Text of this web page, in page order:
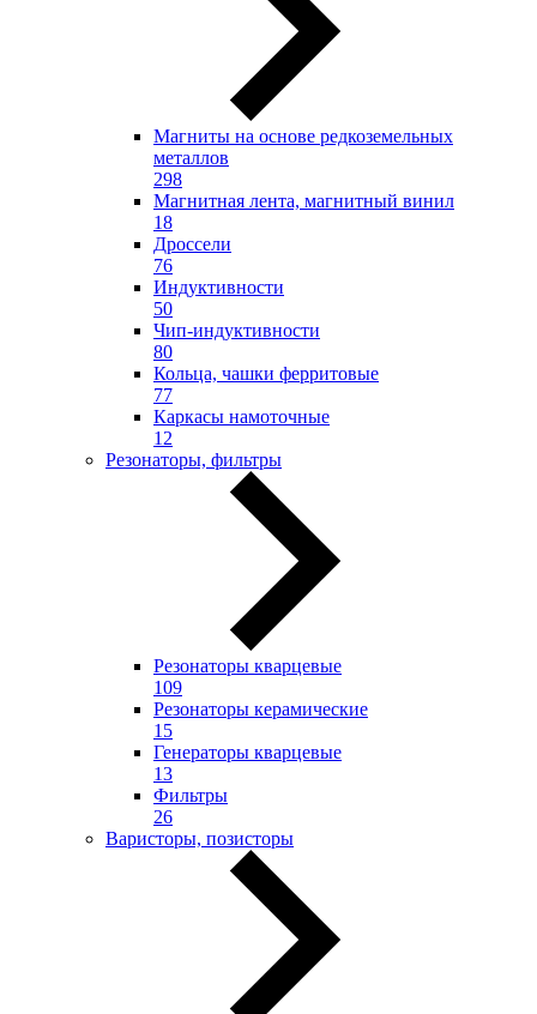
Магниты на основе редкоземельных
металлов
298
Магнитная лента, магнитный винил
18
Дроссели
76
Индуктивности
50
Чип-индуктивности
80
Кольца, чашки ферритовые
77
Каркасы намоточные
12
Резонаторы, фильтры
Резонаторы кварцевые
109
Резонаторы керамические
15
Генераторы кварцевые
13
Фильтры
26
Варисторы, позисторы